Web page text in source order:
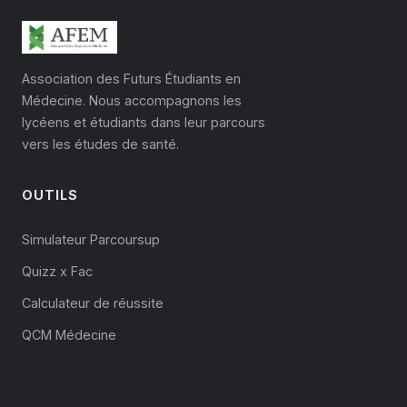
Association des Futurs Étudiants en
Médecine. Nous accompagnons les
lycéens et étudiants dans leur parcours
vers les études de santé.
OUTILS
Simulateur Parcoursup
Quizz x Fac
Calculateur de réussite
QCM Médecine